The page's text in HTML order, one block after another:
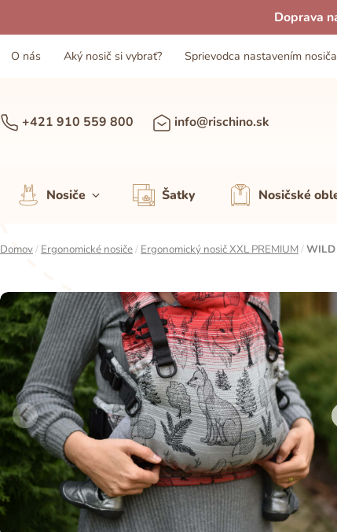
Doprava
O nás Aký nosič si vybrať? Sprievodca nastavením nosiča
+421 910 559 800 info@rischino.sk
Nosiče Šatky Nosičské
Domov/ Ergonomické nosiče/ Ergonomický nosič XXL PREMIUM/WILD